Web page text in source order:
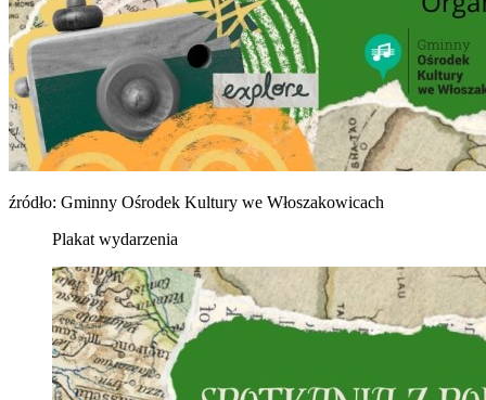
źródło: Gminny Ośrodek Kultury we Włoszakowicach
Plakat wydarzenia